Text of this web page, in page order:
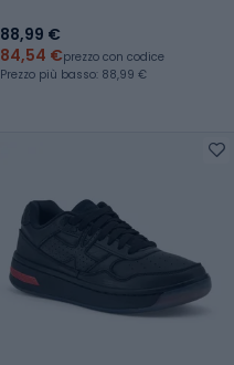
88,99 €
84,54 €prezzo con codice
Prezzo più basso: 88,99 €